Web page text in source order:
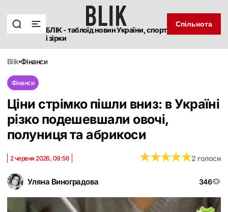
БЛІК - таблоїд новин України, спорт
і зірки
Спільнота
blik фінанси
Фінанси
Ціни стрімко пішли вниз: в Україні
різко подешевшали овочі,
полуниця та абрикоси
Уляна Виноградова 346
2 червня 2026, 09:56 ★★★★★
★★★★★2 голоси